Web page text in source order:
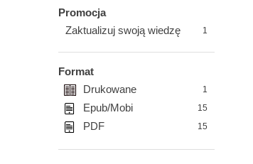
Promocja
Zaktualizuj swoją wiedzę
1
Format
Drukowane
1
Epub/Mobi 15
PDF 15